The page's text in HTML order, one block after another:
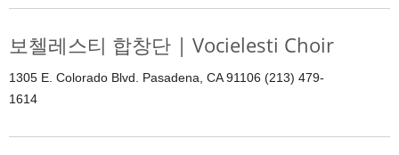
보첼레스티 합창단 | Vocielesti Choir
1305 E. Colorado Blvd. Pasadena, CA 91106 (213) 479-
1614